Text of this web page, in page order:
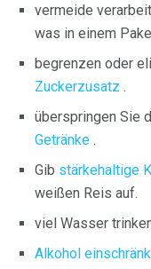
vermeide
was in einem
begrenzen oder
Zuckerzusatz .
überspringen Sie
Getränke .
Gib stärkehaltige
weißen Reis auf.
viel Wasser
Alkohol